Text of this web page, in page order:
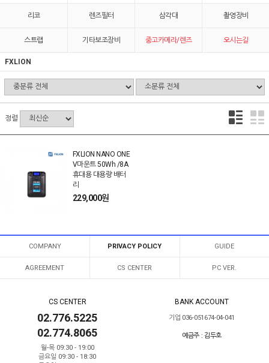
리코 렌즈필터 삼각대 촬영장비
스트랩 기타보조장비 중고카메라/렌즈 오시는길
FXLION
정렬
FXLION NANO ONE
V마운트 50Wh /8A
휴대용 대용량 배터
리
229,000원
COMPANY PRIVACY POLICY GUIDE
AGREEMENT CS CENTER PC VER.
CS CENTER
02.776.5225
02.774.8065
월-목 09:30 - 19:00
금요일 09:30 - 18:30
BANK ACCOUNT
기업 036-051674-04-041
예금주 : 김두호